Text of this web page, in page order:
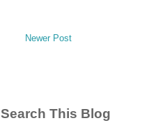
Newer Post
Search This Blog